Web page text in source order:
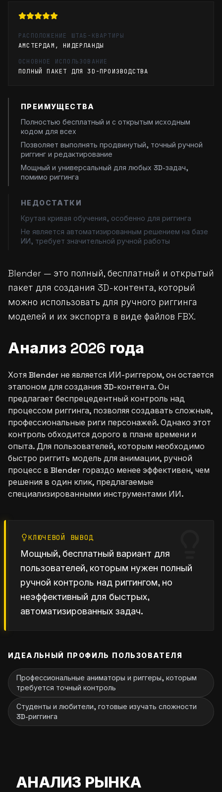
РАСПОЛОЖЕНИЕ ШТАБ-КВАРТИРЫ
АМСТЕРДАМ, НИДЕРЛАНДЫ
ОСНОВНОЕ ИСПОЛЬЗОВАНИЕ
ПОЛНЫЙ ПАКЕТ ДЛЯ 3D-ПРОИЗВОДСТВА
ПРЕИМУЩЕСТВА
Полностью бесплатный и с открытым исходным
кодом для всех
Позволяет выполнять продвинутый, точный ручной
риггинг и редактирование
Мощный и универсальный для любых 3D-задач,
помимо риггинга
НЕДОСТАТКИ
Крутая кривая обучения, особенно для риггинга
Не является автоматизированным решением на базе
ИИ, требует значительной ручной работы
Blender — это полный, бесплатный и открытый
пакет для создания 3D-контента, который
можно использовать для ручного риггинга
моделей и их экспорта в виде файлов FBX.
Анализ 2026 года
Хотя Blender не является ИИ-риггером, он остается
эталоном для создания 3D-контента. Он
предлагает беспрецедентный контроль над
процессом риггинга, позволяя создавать сложные,
профессиональные риги персонажей. Однако этот
контроль обходится дорого в плане времени и
опыта. Для пользователей, которым необходимо
быстро риггить модель для анимации, ручной
процесс в Blender гораздо менее эффективен, чем
решения в один клик, предлагаемые
специализированными инструментами ИИ.
КЛЮЧЕВОЙ ВЫВОД
Мощный, бесплатный вариант для
пользователей, которым нужен полный
ручной контроль над риггингом, но
неэффективный для быстрых,
автоматизированных задач.
ИДЕАЛЬНЫЙ ПРОФИЛЬ ПОЛЬЗОВАТЕЛЯ
Профессиональные аниматоры и риггеры, которым
требуется точный контроль
Студенты и любители, готовые изучать сложности
3D-риггинга
АНАЛИЗ РЫНКА